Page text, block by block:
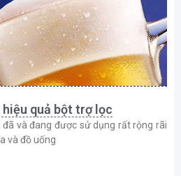
quả bột trợ lọc
và đang được sử dụng rất rộng rãi
và đồ uống